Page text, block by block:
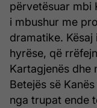
përvetësuar mbi
i mbushur me
dramatike.
hyrëse, që
Kartagjenës dhe
Betejës së
nga trupat ende